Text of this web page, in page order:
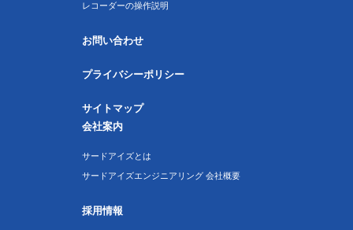
レコーダーの操作説明
お問い合わせ
プライバシーポリシー
サイトマップ
会社案内
サードアイズとは
サードアイズエンジニアリング 会社概要
採用情報